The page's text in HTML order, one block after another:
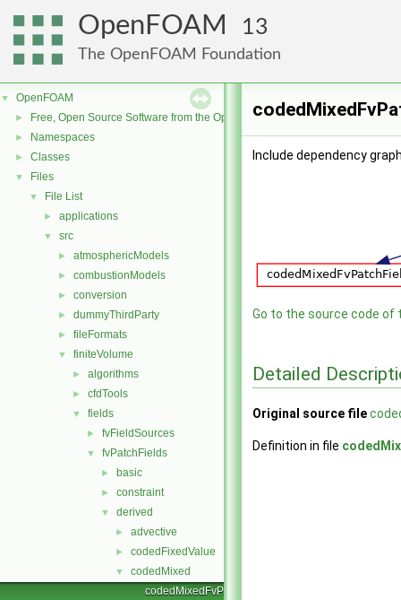
OpenFOAM 13
The OpenFOAM Foundation
▼ OpenFOAM
► Free, Open Source Software from the OpenFOAM Foundation
► Namespaces
► Classes
▼ Files
▼ File List
► applications
▼ src
► atmosphericModels
► combustionModels
► conversion
► dummyThirdParty
► fileFormats
▼ finiteVolume
► algorithms
► cfdTools
▼ fields
► fvFieldSources
▼ fvPatchFields
► basic
► constraint
▼ derived
► advective
► codedFixedValue
▼
codedMixed
codedMixedFvPatchField.C
Include dependency
Go to the source code of
Detailed
Original source file
Definition in file